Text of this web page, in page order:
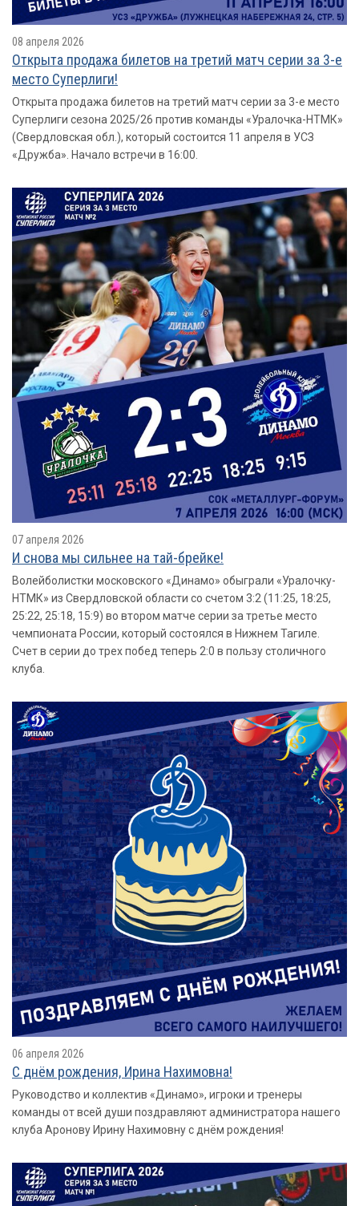
08 апреля 2026
Открыта продажа билетов на третий матч серии за 3-е
место Суперлиги!
Открыта продажа билетов на третий матч серии за 3-е место
Суперлиги сезона 2025/26 против команды «Уралочка-НТМК»
(Свердловская обл.), который состоится 11 апреля в УСЗ
«Дружба». Начало встречи в 16:00.
07 апреля 2026
И снова мы сильнее на тай-брейке!
Волейболистки московского «Динамо» обыграли «Уралочку-
НТМК» из Свердловской области со счетом 3:2 (11:25, 18:25,
25:22, 25:18, 15:9) во втором матче серии за третье место
чемпионата России, который состоялся в Нижнем Тагиле.
Счет в серии до трех побед теперь 2:0 в пользу столичного
клуба.
06 апреля 2026
С днём рождения, Ирина Нахимовна!
Руководство и коллектив «Динамо», игроки и тренеры
команды от всей души поздравляют администратора нашего
клуба Аронову Ирину Нахимовну с днём рождения!